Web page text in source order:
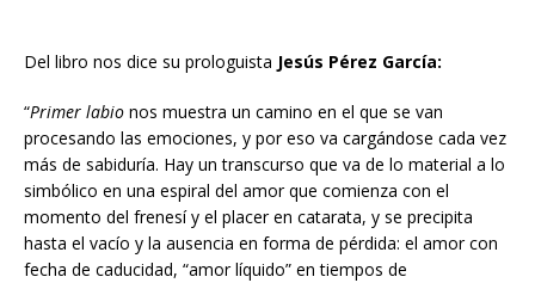
Del libro nos dice su prologuista Jesús Pérez García:
“Primer labio nos muestra un camino en el que se van
procesando las emociones, y por eso va cargándose cada vez
más de sabiduría. Hay un transcurso que va de lo material a lo
simbólico en una espiral del amor que comienza con el
momento del frenesí y el placer en catarata, y se precipita
hasta el vacío y la ausencia en forma de pérdida: el amor con
fecha de caducidad, “amor líquido” en tiempos de